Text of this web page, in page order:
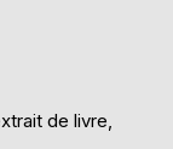
de livre,